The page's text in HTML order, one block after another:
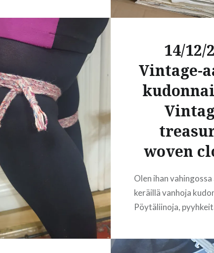
esim. faaraot,
ajella hiukset
pois arvonsa merkiksi.
aikoina näyttävät
ovat olleet niin
niistä on tullut
ja on…
14/12/
Vintage-
woven
Olen ihan
keräillä vanhoja
Pöytäliinoja,
tunnusta ja